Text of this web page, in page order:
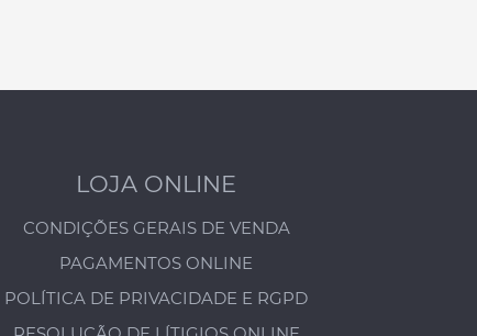
LOJA ONLINE
CONDIÇÕES GERAIS DE VENDA
PAGAMENTOS ONLINE
POLÍTICA DE PRIVACIDADE E RGPD